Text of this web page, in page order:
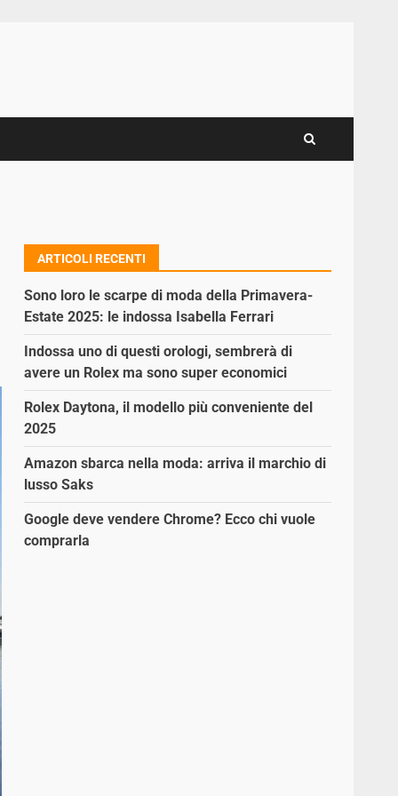
ARTICOLI RECENTI
Sono loro le scarpe di moda della Primavera-
Estate 2025: le indossa Isabella Ferrari
Indossa uno di questi orologi, sembrerà di
avere un Rolex ma sono super economici
Rolex Daytona, il modello più conveniente del
2025
Amazon sbarca nella moda: arriva il marchio di
lusso Saks
Google deve vendere Chrome? Ecco chi vuole
comprarla